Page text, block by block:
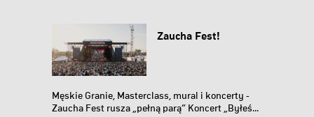
Zaucha Fest!
Męskie Granie, Masterclass, mural i koncerty -
Zaucha Fest rusza „pełną parą” Koncert „Byłeś...